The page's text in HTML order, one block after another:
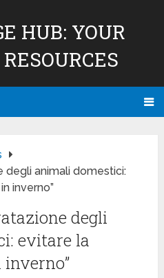
HUB: YOUR
degli animali domestici:
inverno”
degli
evitare la